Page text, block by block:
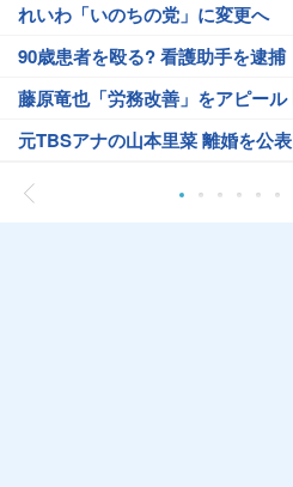
れいわ「いのちの党」に変更へ
90歳患者を殴る? 看護助手を逮捕
藤原竜也「労務改善」をアピール
元TBSアナの山本里菜 離婚を公表